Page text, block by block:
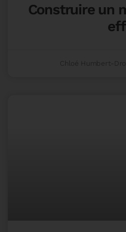
Construire un